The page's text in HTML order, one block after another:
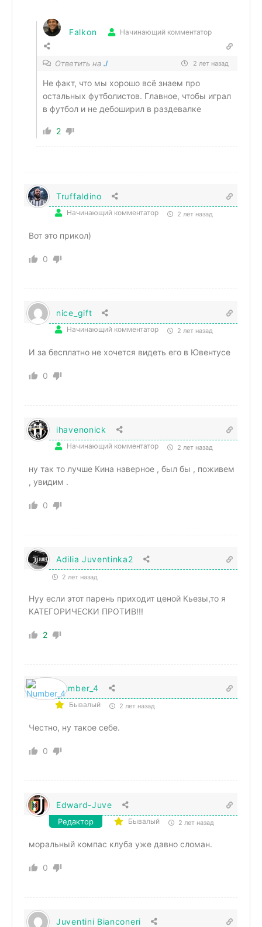
Falkon Начинающий комментатор
Ответить на J 2 лет назад
Не факт, что мы хорошо всё знаем про
остальных футболистов. Главное, чтобы играл
в футбол и не дебоширил в раздевалке
2
Truffaldino
Начинающий комментатор 2 лет назад
Вот это прикол)
0
nice_gift
Начинающий комментатор 2 лет назад
И за бесплатно не хочется видеть его в Ювентусе
0
ihavenonick
Начинающий комментатор 2 лет назад
ну так то лучше Кина наверное , был бы , поживем
, увидим .
0
Adilia Juventinka2
2 лет назад
Нуу если этот парень приходит ценой Кьезы,то я
КАТЕГОРИЧЕСКИ ПРОТИВ!!!
2
Number_4
Бывалый 2 лет назад
Честно, ну такое себе.
0
Edward-Juve
Редактор Бывалый 2 лет назад
моральный компас клуба уже давно сломан.
0
Juventini Bianconeri